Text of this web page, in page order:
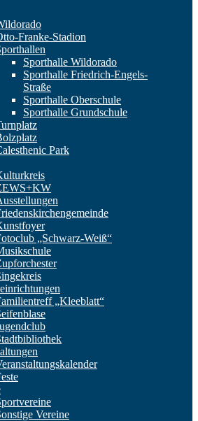
Franke-Stadion
Sporthalle Wildorado
Sporthalle Friedrich-Engels-
Straße
Sporthalle Oberschule
Sporthalle Grundschule
Park
„Schwarz-Weiß“
„Kleeblatt“
Vereine